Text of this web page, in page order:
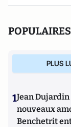
POPULAIRES
PLUS
1Jean
nouveaux
Benchetrit